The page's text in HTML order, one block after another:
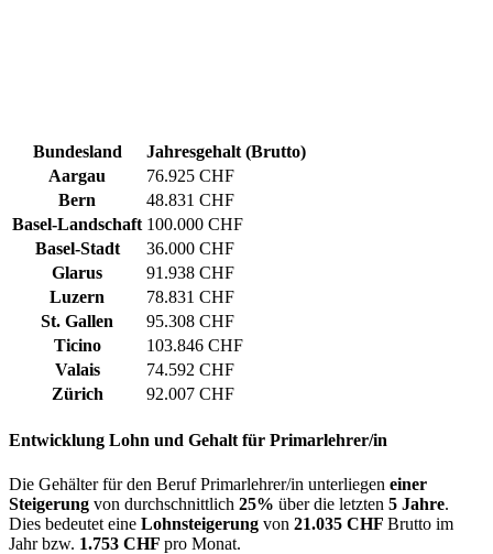
Bundesland
Jahresgehalt (Brutto)
Aargau
76.925 CHF
Bern
48.831 CHF
Basel-Landschaft 100.000 CHF
Basel-Stadt
36.000 CHF
Glarus
91.938 CHF
Luzern
78.831 CHF
St. Gallen
95.308 CHF
Ticino
103.846 CHF
Valais
74.592 CHF
Zürich
92.007 CHF
Entwicklung Lohn und Gehalt für Primarlehrer/in
Die Gehälter für den Beruf Primarlehrer/in unterliegen einer
Steigerung von durchschnittlich 25% über die letzten 5 Jahre.
Dies bedeutet eine Lohnsteigerung von 21.035 CHF Brutto im
Jahr bzw. 1.753 CHF pro Monat.